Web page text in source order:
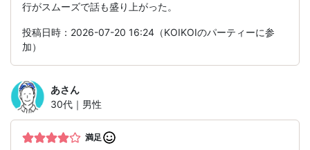
行がスムーズで話も盛り上がった。
投稿日時：2026-07-20 16:24（KOIKOIのパーティーに参
加）
あさん
30代｜男性
満足